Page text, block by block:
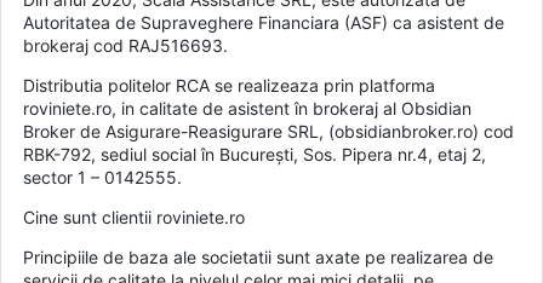
Autoritatea de Supraveghere Financiara (ASF) ca asistent de
brokeraj cod RAJ516693.
Distributia politelor RCA se realizeaza prin platforma
roviniete.ro, in calitate de asistent în brokeraj al Obsidian
Broker de Asigurare-Reasigurare SRL, (obsidianbroker.ro) cod
RBK-792, sediul social în București, Sos. Pipera nr.4, etaj 2,
sector 1 – 0142555.
Cine sunt clientii roviniete.ro
Principiile de baza ale societatii sunt axate pe realizarea de